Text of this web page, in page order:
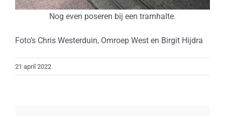
Nog even poseren bij een tramhalte.
Foto’s Chris Westerduin, Omroep West en Birgit Hijdra
21 april 2022